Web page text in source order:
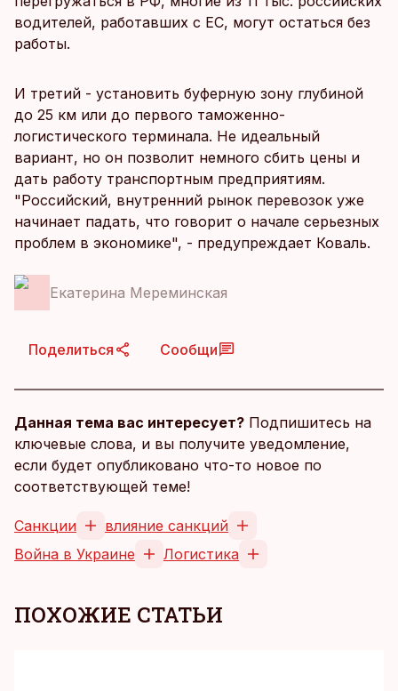
водителей, работавших с ЕС, могут остаться без
работы.
И третий - установить буферную зону глубиной
до 25 км или до первого таможенно-
логистического терминала. Не идеальный
вариант, но он позволит немного сбить цены и
дать работу транспортным предприятиям.
"Российский, внутренний рынок перевозок уже
начинает падать, что говорит о начале серьезных
проблем в экономике", - предупреждает Коваль.
Екатерина Мереминская
Поделиться Сообщи
Данная тема вас интересует? Подпишитесь на
ключевые слова, и вы получите уведомление,
если будет опубликовано что-то новое по
соответствующей теме!
Санкции
влияние санкций
Война в Украине
Логистика
ПОХОЖИЕ СТАТЬИ